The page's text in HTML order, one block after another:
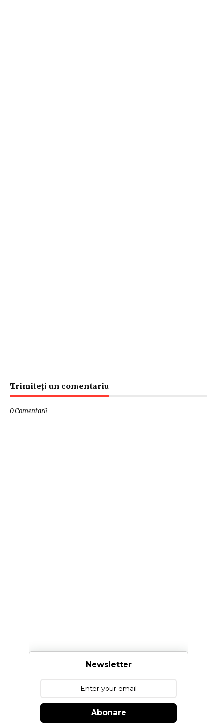
Trimiteți un comentariu
0 Comentarii
Newsletter
Abonare